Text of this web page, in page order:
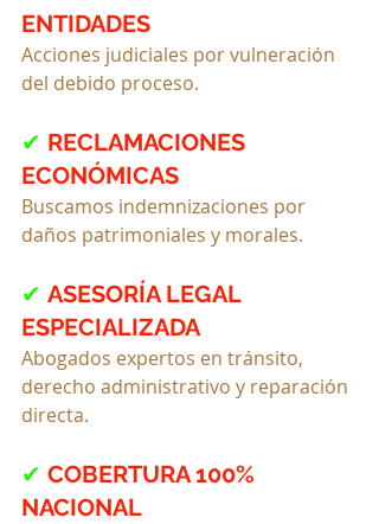
ENTIDADES
Acciones judiciales por vulneración
del debido proceso.
✔ RECLAMACIONES
ECONÓMICAS
Buscamos indemnizaciones por
daños patrimoniales y morales.
✔ ASESORÍA LEGAL
ESPECIALIZADA
Abogados expertos en tránsito,
derecho administrativo y reparación
directa.
✔ COBERTURA 100%
NACIONAL